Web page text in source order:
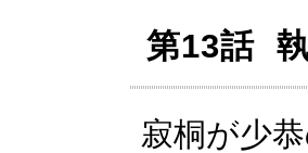
第13話
寂桐が少